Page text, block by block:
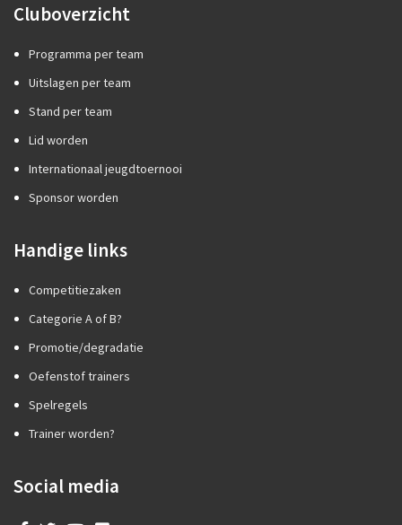
Cluboverzicht
Programma per team
Uitslagen per team
Stand per team
Lid worden
Internationaal jeugdtoernooi
Sponsor worden
Handige links
Competitiezaken
Categorie A of B?
Promotie/degradatie
Oefenstof trainers
Spelregels
Trainer worden?
Social media